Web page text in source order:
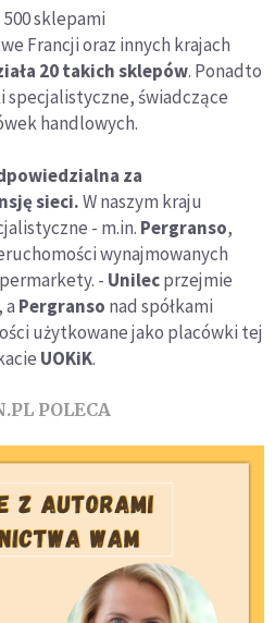
sklepami
Francji oraz innych krajach
20 takich sklepów. Ponadto
specjalistyczne, świadczące
handlowych.
za
sieci.W naszym kraju
- m.in. Pergranso,
wynajmowanych
- Unilecprzejmie
, a Pergranso nad spółkami
użytkowane jako placówki tej
UOKiK.
POLECA